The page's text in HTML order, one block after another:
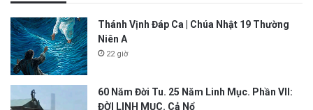
Thánh Vịnh Đáp Ca | Chúa Nhật 19 Thường
Niên A
22 giờ
60 Năm Đời Tu. 25 Năm Linh Mục. Phần VII:
ĐỜI LINH MỤC. Cả Nổ